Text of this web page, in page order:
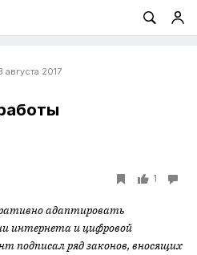
августа 2017
1
адаптировать
интернета и цифровой
подписал ряд законов, вносящих